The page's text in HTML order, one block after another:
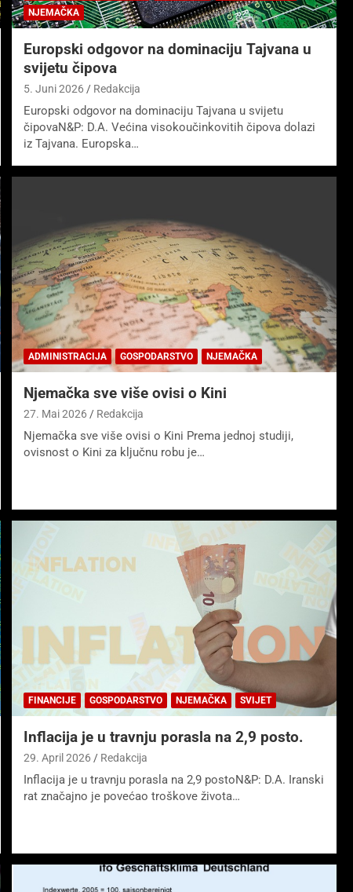
NJEMAČKA
Europski odgovor na dominaciju Tajvana u
svijetu čipova
5. Juni 2026 Redakcija
Europski odgovor na dominaciju Tajvana u svijetu
čipovaN&P: D.A. Većina visokoučinkovitih čipova dolazi
iz Tajvana. Europska…
ADMINISTRACIJA GOSPODARSTVO NJEMAČKA
Njemačka sve više ovisi o Kini
27. Mai 2026 Redakcija
Njemačka sve više ovisi o Kini Prema jednoj studiji,
ovisnost o Kini za ključnu robu je…
FINANCIJE GOSPODARSTVO NJEMAČKA SVIJET
Inflacija je u travnju porasla na 2,9 posto.
29. April 2026 Redakcija
Inflacija je u travnju porasla na 2,9 postoN&P: D.A. Iranski
rat značajno je povećao troškove života…